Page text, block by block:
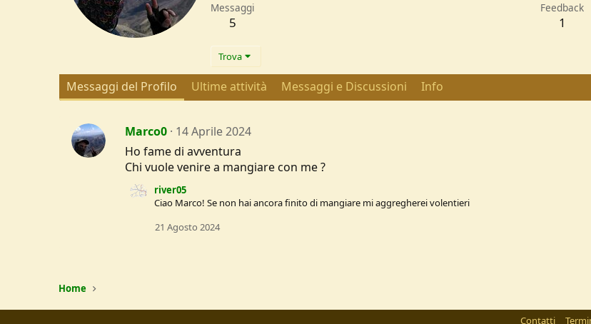
Messaggi
5
Feedback
1
Trova
Messaggi del Profilo Ultime attività Messaggi e Discussioni Info
Marco0 14 Aprile 2024
Ho fame di avventura
Chi vuole venire a mangiare con me ?
river05
Ciao Marco! Se non hai ancora finito di mangiare mi aggregherei volentieri
21 Agosto 2024
Home
Contatti